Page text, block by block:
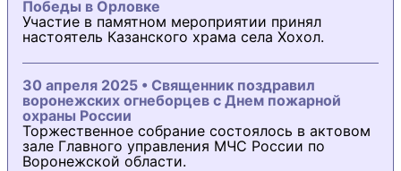
Победы в Орловке
Участие в памятном мероприятии принял
настоятель Казанского храма села Хохол.
30 апреля 2025 • Священник поздравил
воронежских огнеборцев с Днем пожарной
охраны России
Торжественное собрание состоялось в актовом
зале Главного управления МЧС России по
Воронежской области.